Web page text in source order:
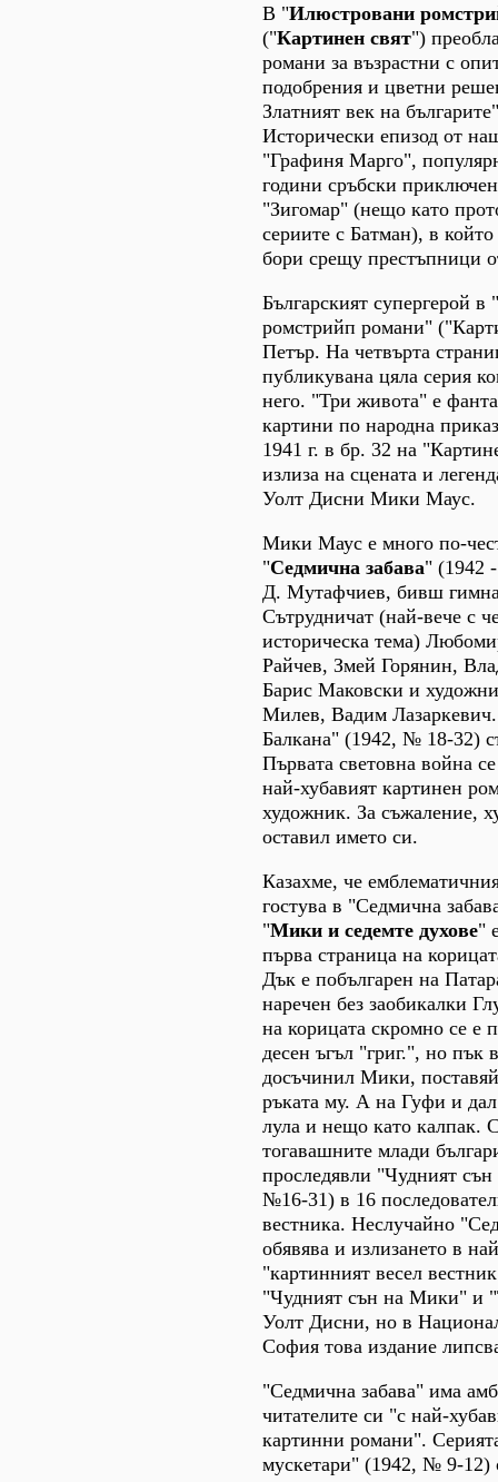
В "Илюстровани
("Картинен свят")
романи за възрастни с
подобрения и цветни
Златният век на
Исторически епизод от
"Графиня Марго",
години сръбски
"Зигомар" (нещо като
сериите с Батман), в който
бори срещу престъпници
Българският супергерой
ромстрийп романи"
Петър. На четвърта
публикувана цяла серия
него. "Три живота" е
картини по народна
1941 г. в бр. 32 на
излиза на сцената и
Уолт Дисни Мики Маус.
Мики Маус е много по-
"Седмична забава" (1942
Д. Мутафчиев, бивш
Сътрудничат (най-вече с
историческа тема)
Райчев, Змей Горянин,
Барис Маковски и
Милев, Вадим
Балкана" (1942, № 18-32)
Първата световна война
най-хубавият картинен
художник. За съжаление,
оставил името си.
Казахме, че
гостува в "Седмична
"Мики и седемте духове"
първа страница на
Дък е побългарен на
наречен без заобикалки
на корицата скромно се е
десен ъгъл "григ.", но пък
досъчинил Мики,
ръката му. А на Гуфи и
лула и нещо като калпак.
тогавашните млади
проследявли "Чудният
№16-31) в 16
вестника. Неслучайно
обявява и излизането в
"картинният весел
"Чудният сън на Мики" и
Уолт Дисни, но в
София това издание
"Седмична забава" има
читателите си "с най-
картинни романи".
мускетари" (1942, № 9-12)